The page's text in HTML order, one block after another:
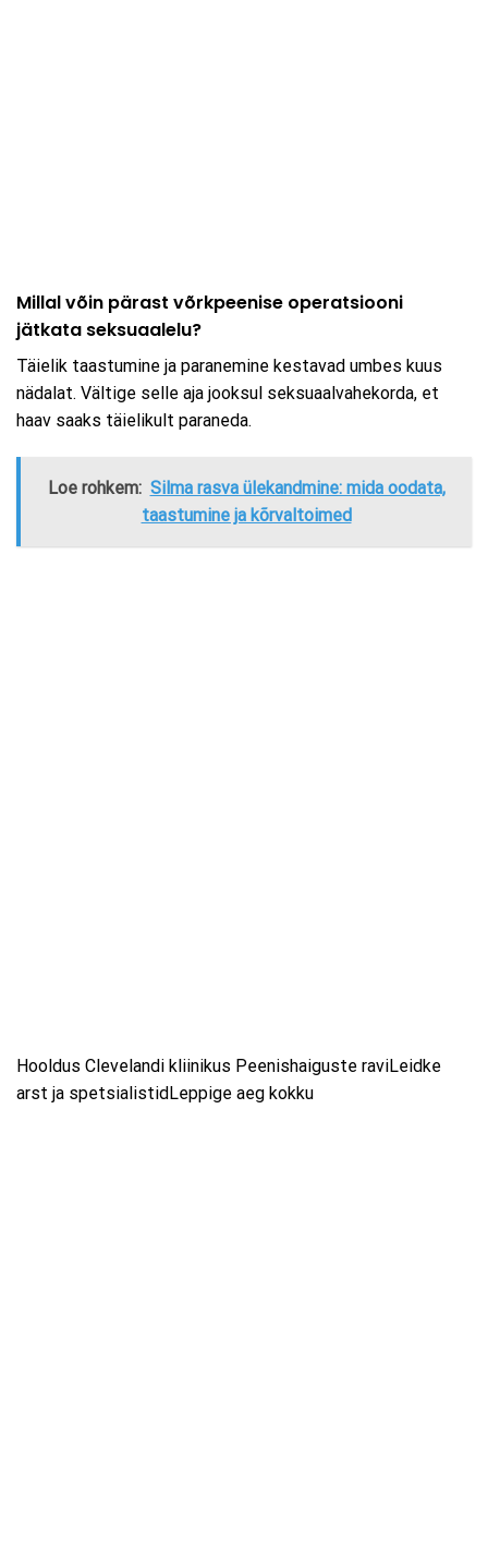
Millal võin pärast võrkpeenise operatsiooni
jätkata seksuaalelu?
Täielik taastumine ja paranemine kestavad umbes kuus
nädalat. Vältige selle aja jooksul seksuaalvahekorda, et
haav saaks täielikult paraneda.
Loe rohkem: Silma rasva ülekandmine: mida oodata,
taastumine ja kõrvaltoimed
Hooldus Clevelandi kliinikus Peenishaiguste raviLeidke
arst ja spetsialistidLeppige aeg kokku